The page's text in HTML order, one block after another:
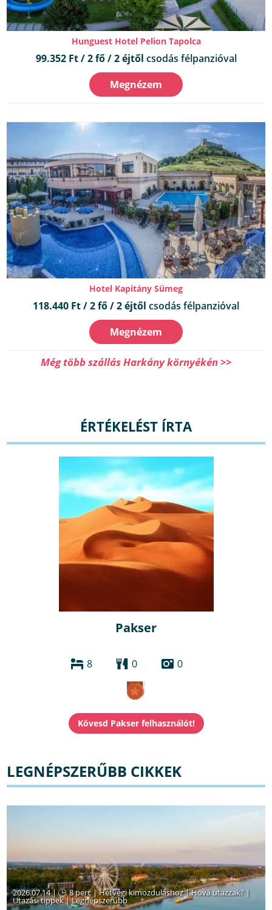
Hunguest Hotel Pelion Tapolca
99.352 Ft / 2 fő / 2 éjtől csodás félpanzióval
Megnézem
Hotel Kapitány Sümeg
118.440 Ft / 2 fő / 2 éjtől csodás félpanzióval
Megnézem
Még több szállás Harkány környékén >>
ÉRTÉKELÉST ÍRTA
Pakser
8 0 0
LEGNÉPSZERŰBB CIKKEK
2026.07.14 | 8 perc|Hétvégi kimozduláshoz|Hová utazzak? |
Utazási tippek|Legnépszerűbb